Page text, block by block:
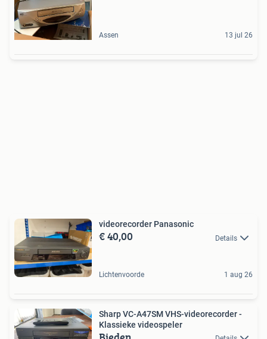
Assen 13 jul 26
videorecorder Panasonic
€ 40,00 Details
Lichtenvoorde 1 aug 26
Sharp VC-A47SM VHS-videorecorder -
Klassieke videospeler